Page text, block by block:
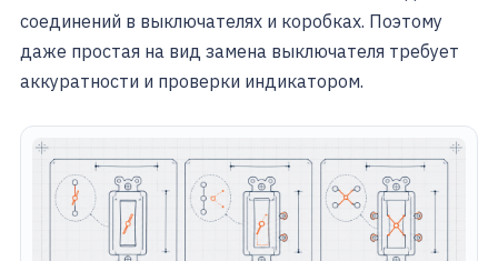
соединений в выключателях и коробках. Поэтому
даже простая на вид замена выключателя требует
аккуратности и проверки индикатором.